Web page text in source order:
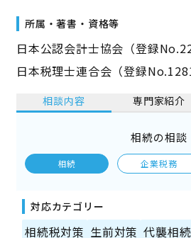
所属・著書・資格等
日本公認会計士協会（登録
日本税理士連合会（登録
相談内容 専門家紹介
相続の相談
相続 企業税務
対応カテゴリー
相続税対策 生前対策 代襲相続